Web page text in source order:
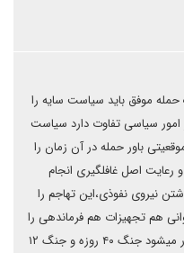
موفق باید سیاست سایه را
سیاسی تفاوت دارد سیاست
باور حمله در آن زمان را
و رعایت اصل غافلگیری انجام
نیروی نفوذی،این تهاجم را
هم تجهیزات هم فرماندهی را
از دست داده و نوعی سردرگمی روانی دچار میشود جنگ ۴۰ روزه و جنگ ۱۲